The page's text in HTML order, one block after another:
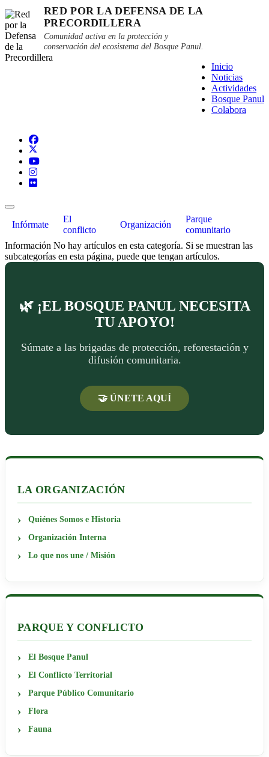
RED POR LA DEFENSA DE LA
PRECORDILLERA
Comunidad activa en la protección y
conservación del ecosistema del Bosque Panul.
Inicio
Noticias
Actividades
Bosque Panul
Colabora
Infórmate
El
conflicto
Organización
Parque
comunitario
Información No hay artículos en esta categoría. Si se muestran las
subcategorías en esta página, puede que tengan artículos.
🌿 ¡EL BOSQUE PANUL NECESITA
TU APOYO!
Súmate a las brigadas de protección, reforestación y
difusión comunitaria.
🤝 ÚNETE AQUÍ
LA ORGANIZACIÓN
Quiénes Somos e Historia
Organización Interna
Lo que nos une / Misión
PARQUE Y CONFLICTO
El Bosque Panul
El Conflicto Territorial
Parque Público Comunitario
Flora
Fauna